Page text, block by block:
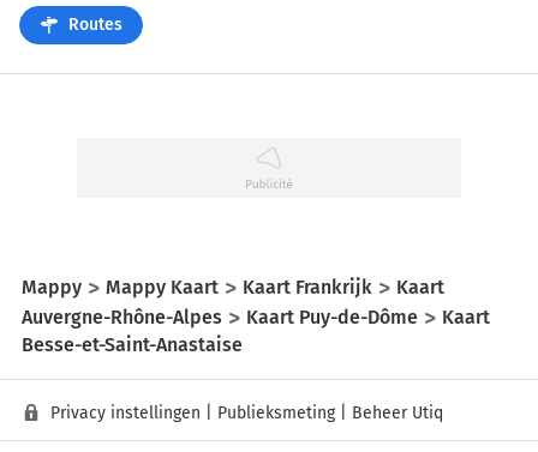
Routes
Mappy Mappy Kaart Kaart Frankrijk
Kaart
Auvergne-Rhône-Alpes
Kaart Puy-de-Dôme
Kaart
Besse-et-Saint-Anastaise
Privacy instellingen Publieksmeting| Beheer Utiq